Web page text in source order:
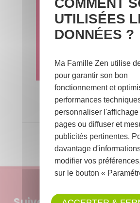
Voir tous les Jeux-
PUBLICITÉ
UTILISÉES
DONNÉES ?
Ma Famille Zen utilise
pour garantir son bon
fonctionnement et
performances
personnaliser l'affichage
pages ou diffuser et
publicités pertinentes.
davantage
modifier vos
sur le bouton «